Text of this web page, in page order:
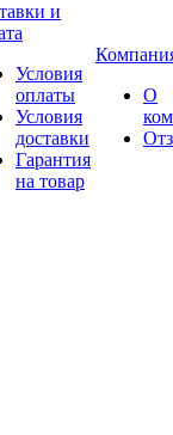
и
Условия
оплаты
Условия
доставки
Гарантия
на товар
О